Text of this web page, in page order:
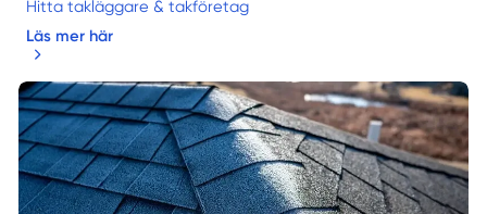
Hitta takläggare & takföretag
Läs mer här